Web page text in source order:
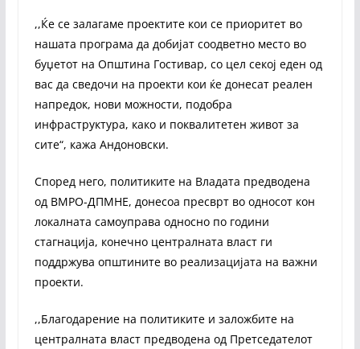
,,Ќе се залагаме проектите кои се приоритет во
нашата програма да добијат соодветно место во
буџетот на Општина Гостивар, со цел секој еден од
вас да сведочи на проекти кои ќе донесат реален
напредок, нови можности, подобра
инфраструктура, како и поквалитетен живот за
сите“, кажа Андоновски.
Според него, политиките на Владата предводена
од ВМРО-ДПМНЕ, донесоа пресврт во односот кон
локалната самоуправа односно по години
стагнација, конечно централната власт ги
поддржува општините во реализацијата на важни
проекти.
,,Благодарение на политиките и заложбите на
централната власт предводена од Претседателот